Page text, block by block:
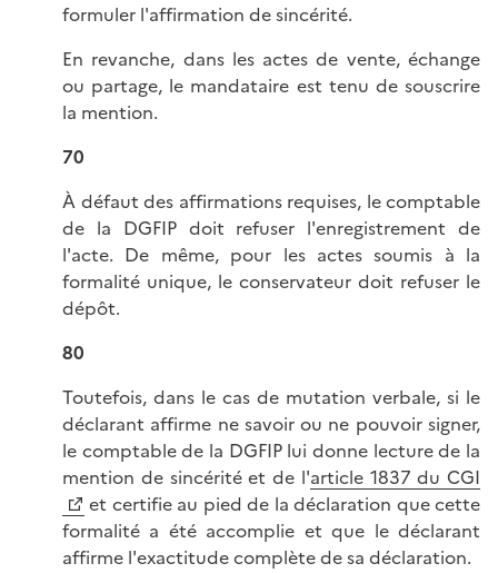
formuler l'affirmation de sincérité.
En revanche, dans les actes de vente, échange
ou partage, le mandataire est tenu de souscrire
la mention.
70
À défaut des affirmations requises, le comptable
de la DGFIP doit refuser l'enregistrement de
l'acte. De même, pour les actes soumis à la
formalité unique, le conservateur doit refuser le
dépôt.
80
Toutefois, dans le cas de mutation verbale, si le
déclarant affirme ne savoir ou ne pouvoir signer,
le comptable de la DGFIP lui donne lecture de la
mention de sincérité et de l'article 1837 du CGI
et certifie au pied de la déclaration que cette
formalité a été accomplie et que le déclarant
affirme l'exactitude complète de sa déclaration.